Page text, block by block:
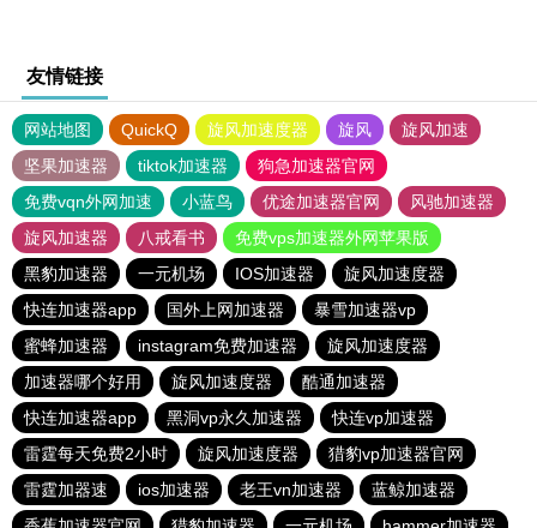
友情链接
网站地图 QuickQ 旋风加速度器 旋风
旋风加速
坚果加速器
tiktok加速器
狗急加速器官网
免费vqn外网加速
小蓝鸟 优途加速器官网
风驰加速器
旋风加速器
八戒看书
免费vps加速器外网苹果版
黑豹加速器
一元机场 IOS加速器
旋风加速度器
快连加速器app
国外上网加速器
暴雪加速器vp
蜜蜂加速器
instagram免费加速器
旋风加速度器
加速器哪个好用
旋风加速度器
酷通加速器
快连加速器app
黑洞vp永久加速器
快连vp加速器
雷霆每天免费2小时
旋风加速度器
猎豹vp加速器官网
雷霆加器速
ios加速器 老王vn加速器
蓝鲸加速器